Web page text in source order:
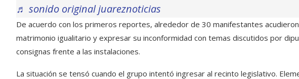
♬ sonido original juareznoticias
De acuerdo con los primeros reportes, alrededor de 30 manifestantes
matrimonio igualitario y expresar su inconformidad con temas discutidos por
consignas frente a las instalaciones.
La situación se tensó cuando el grupo intentó ingresar al recinto legislativo.